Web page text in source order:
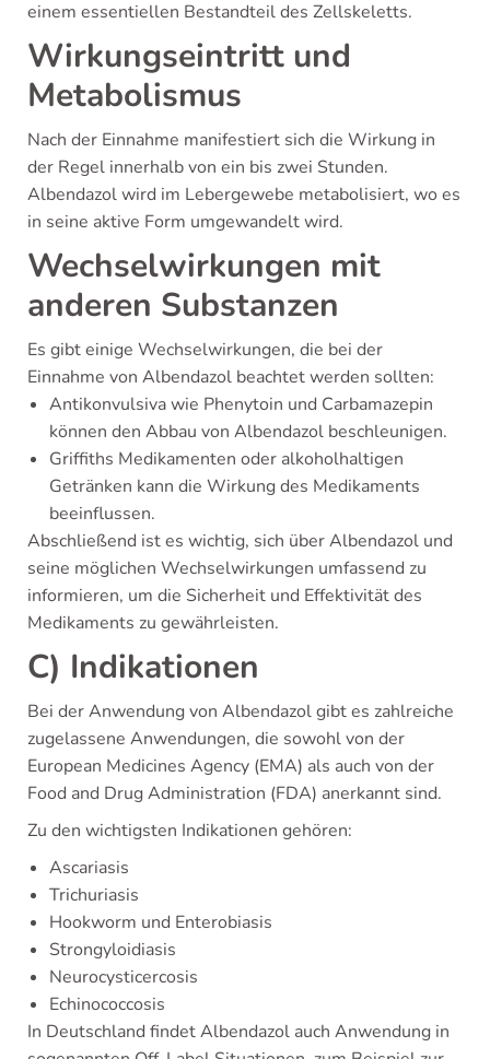
einem essentiellen Bestandteil des Zellskeletts.
Wirkungseintritt und
Metabolismus
Nach der Einnahme manifestiert sich die Wirkung in
der Regel innerhalb von ein bis zwei Stunden.
Albendazol wird im Lebergewebe metabolisiert, wo es
in seine aktive Form umgewandelt wird.
Wechselwirkungen mit
anderen Substanzen
Es gibt einige Wechselwirkungen, die bei der
Einnahme von Albendazol beachtet werden sollten:
Antikonvulsiva wie Phenytoin und Carbamazepin
können den Abbau von Albendazol beschleunigen.
Griffiths Medikamenten oder alkoholhaltigen
Getränken kann die Wirkung des Medikaments
beeinflussen.
Abschließend ist es wichtig, sich über Albendazol und
seine möglichen Wechselwirkungen umfassend zu
informieren, um die Sicherheit und Effektivität des
Medikaments zu gewährleisten.
C) Indikationen
Bei der Anwendung von Albendazol gibt es zahlreiche
zugelassene Anwendungen, die sowohl von der
European Medicines Agency (EMA) als auch von der
Food and Drug Administration (FDA) anerkannt sind.
Zu den wichtigsten Indikationen gehören:
Ascariasis
Trichuriasis
Hookworm und Enterobiasis
Strongyloidiasis
Neurocysticercosis
Echinococcosis
In Deutschland findet Albendazol auch Anwendung in